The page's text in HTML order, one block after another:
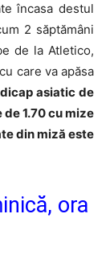
încasa destul
2 săptămâni
de la Atletico,
care va apăsa
asiatic de
1.70 cu mize
din miză este
ora